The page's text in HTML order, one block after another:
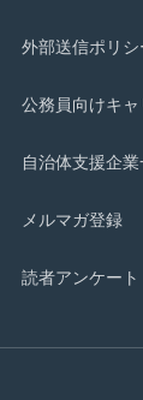
外部送信ポリシ
公務員向けキャ
自治体支援企業
メルマガ登録
読者アンケート